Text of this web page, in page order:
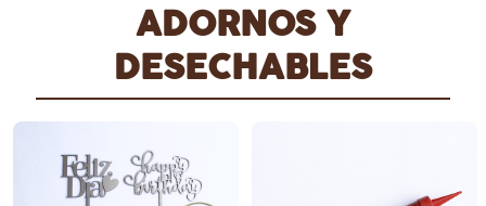
ADORNOS Y
DESECHABLES